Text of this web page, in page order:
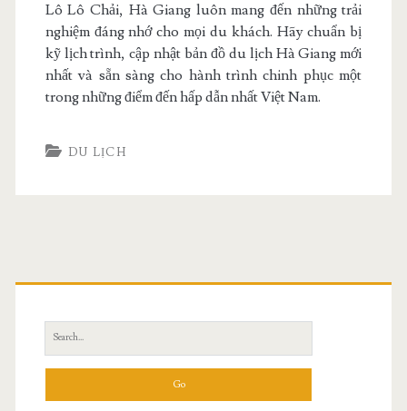
Lô Lô Chải, Hà Giang luôn mang đến những trải
nghiệm đáng nhớ cho mọi du khách. Hãy chuẩn bị
kỹ lịch trình, cập nhật bản đồ du lịch Hà Giang mới
nhất và sẵn sàng cho hành trình chinh phục một
trong những điểm đến hấp dẫn nhất Việt Nam.
DU LỊCH
Search
for: